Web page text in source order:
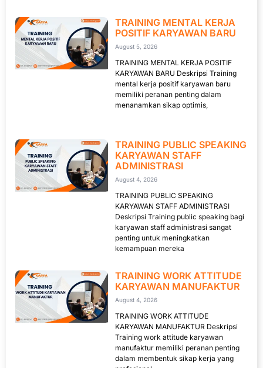
TRAINING MENTAL KERJA
POSITIF KARYAWAN BARU
August 5, 2026
TRAINING MENTAL KERJA POSITIF
KARYAWAN BARU Deskripsi Training
mental kerja positif karyawan baru
memiliki peranan penting dalam
menanamkan sikap optimis,
TRAINING PUBLIC SPEAKING
KARYAWAN STAFF
ADMINISTRASI
August 4, 2026
TRAINING PUBLIC SPEAKING
KARYAWAN STAFF ADMINISTRASI
Deskripsi Training public speaking bagi
karyawan staff administrasi sangat
penting untuk meningkatkan
kemampuan mereka
TRAINING WORK ATTITUDE
KARYAWAN MANUFAKTUR
August 4, 2026
TRAINING WORK ATTITUDE
KARYAWAN MANUFAKTUR Deskripsi
Training work attitude karyawan
manufaktur memiliki peranan penting
dalam membentuk sikap kerja yang